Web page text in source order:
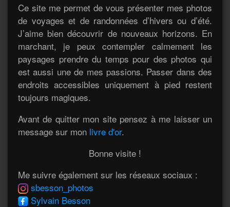
Ce site me permet de vous présenter mes photos
de voyages et de randonnées d’hivers ou d’été.
J’aime bien découvrir de nouveaux horizons. En
marchant, je peux contempler calmement les
paysages prendre du temps pour des photos qui
est aussi une de mes passions. Passer dans des
endroits accessibles uniquement à pied restent
toujours magiques.
Avant de quitter mon site pensez à me laisser un
message sur mon livre d'or.
Bonne visite !
Me suivre également sur les réseaux sociaux :
sbesson_photos
Sylvain Besson